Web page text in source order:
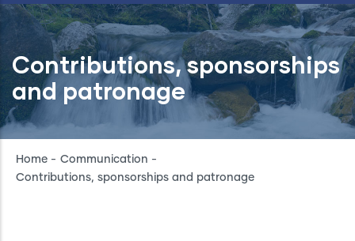
Contributions, sponsorships
and patronage
Breadcrumb
Home - Communication -
Contributions, sponsorships and patronage